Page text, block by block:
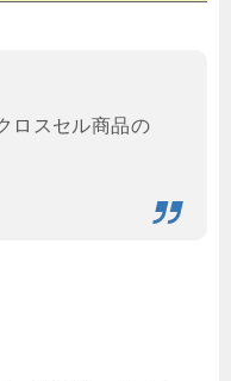
ロスセル商品の